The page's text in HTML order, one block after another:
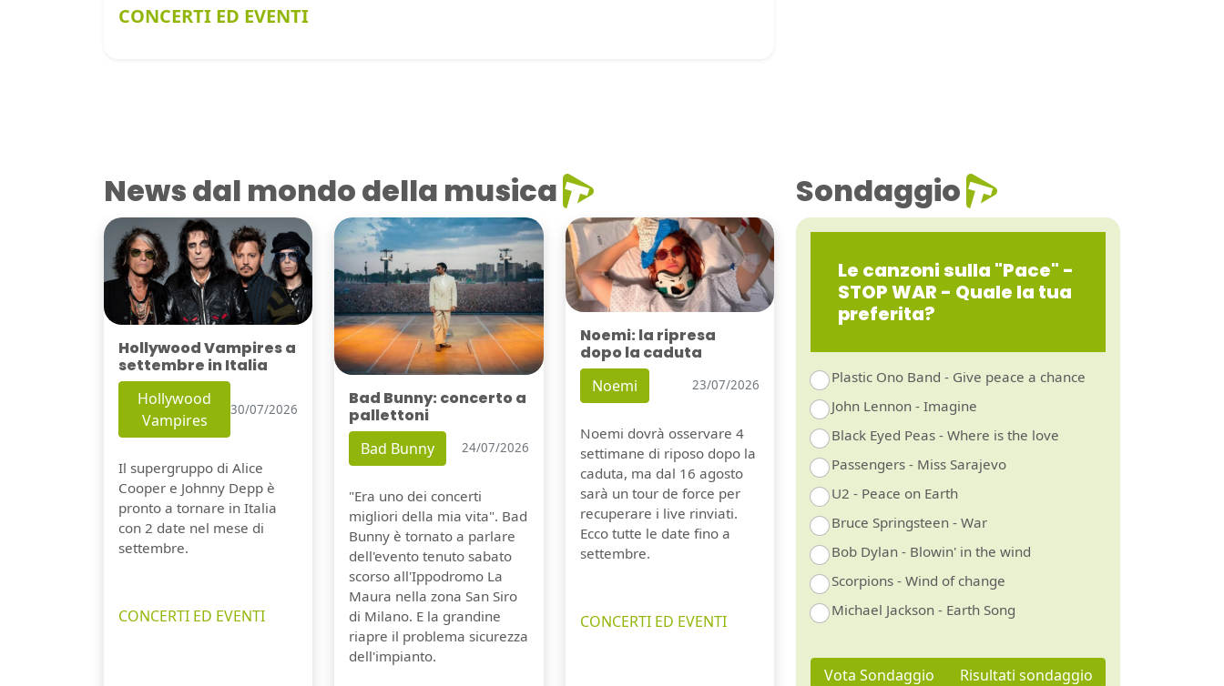
CONCERTI ED EVENTI
News dal mondo della musica
Hollywood Vampires a
settembre in Italia
Hollywood
Vampires
30/07/2026
Il supergruppo di Alice
Cooper e Johnny Depp è
pronto a tornare in Italia
con 2 date nel mese di
settembre.
CONCERTI ED EVENTI
Bad Bunny: concerto a
pallettoni
Bad Bunny 24/07/2026
"Era uno dei concerti
migliori della mia vita". Bad
Bunny è tornato a parlare
dell'evento tenuto sabato
scorso all'Ippodromo La
Maura nella zona San Siro
di Milano. E la grandine
riapre il problema sicurezza
dell'impianto.
Noemi: la ripresa
dopo la caduta
Noemi 23/07/2026
Noemi dovrà osservare 4
settimane di riposo dopo la
caduta, ma dal 16 agosto
sarà un tour de force per
recuperare i live rinviati.
Ecco tutte le date fino a
settembre.
CONCERTI ED EVENTI
Sondaggio
Le canzoni sulla "Pace" -
STOP WAR - Quale la tua
preferita?
Plastic Ono Band - Give peace a chance
John Lennon - Imagine
Black Eyed Peas - Where is the love
Passengers - Miss Sarajevo
U2 - Peace on Earth
Bruce Springsteen - War
Bob Dylan - Blowin' in the wind
Scorpions - Wind of change
Michael Jackson - Earth Song
Vota Sondaggio Risultati sondaggio